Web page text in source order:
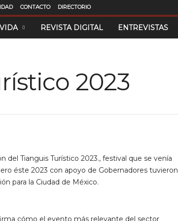
CONTACTO DIRECTORIO
REVISTA DIGITAL ENTREVISTAS
2023
del Tianguis Turístico 2023., festival que se venía
éste 2023 con apoyo de Gobernadores tuvieron
para la Ciudad de México.
cómo el evento más relevante del sector